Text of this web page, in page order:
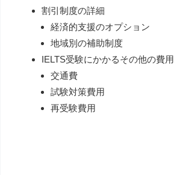
割引制度の詳細
経済的支援のオプション
地域別の補助制度
IELTS受験にかかるその他の費用
交通費
試験対策費用
再受験費用